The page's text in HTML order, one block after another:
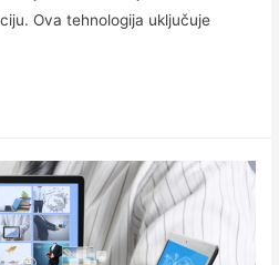
Ova tehnologija uključuje